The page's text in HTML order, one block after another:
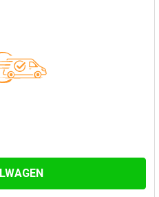
CONDENSRING Ø
VAN KACHELBUIS